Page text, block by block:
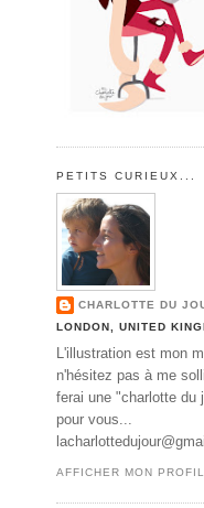
PETITS CURIEUX...
CHARLOTTE DU
LONDON, UNITED
L'illustration est mon
n'hésitez pas à me
ferai une "charlotte du
pour vous...
AFFICHER MON